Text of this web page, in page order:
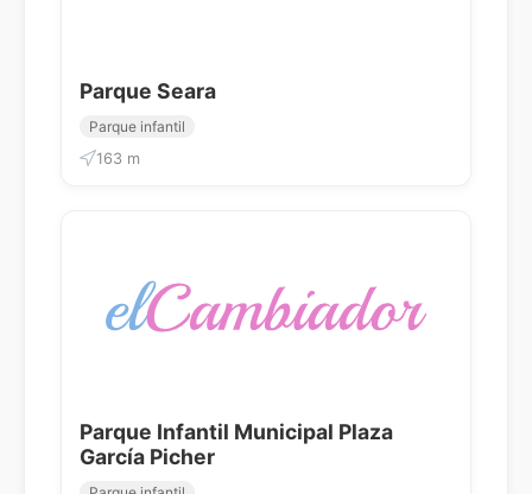
Parque Seara
Parque infantil
163 m
Parque Infantil Municipal Plaza
García Picher